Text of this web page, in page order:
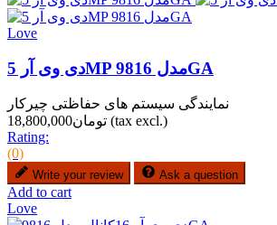
Love
دی وی آر 5MP مدل 9816GA
نمایندگی سیستم های حفاظتی چیرکار
تومان18,800,000 (tax excl.)
Rating:
(0)
Write your review Ask a question
Add to cart
Love